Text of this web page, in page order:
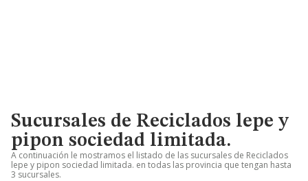
Sucursales de Reciclados lepe y
pipon sociedad limitada.
A continuación le mostramos el listado de las sucursales de Reciclados
lepe y pipon sociedad limitada. en todas las provincia que tengan hasta
3 sucursales.